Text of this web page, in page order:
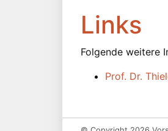
Links
Folgende weitere
Prof. Dr.